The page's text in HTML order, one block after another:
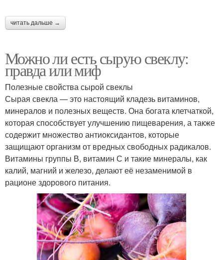
читать дальше →
Можно ли есть сырую свеклу:
правда или миф
Полезные свойства сырой свеклы
Сырая свекла — это настоящий кладезь витаминов,
минералов и полезных веществ. Она богата клетчаткой,
которая способствует улучшению пищеварения, а также
содержит множество антиоксидантов, которые
защищают организм от вредных свободных радикалов.
Витамины группы В, витамин С и такие минералы, как
калий, магний и железо, делают её незаменимой в
рационе здорового питания.